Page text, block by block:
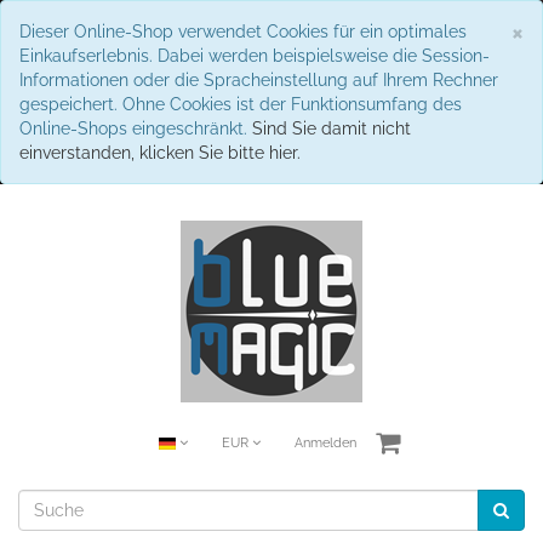
×
Dieser Online-Shop verwendet Cookies für ein optimales
Einkaufserlebnis. Dabei werden beispielsweise die Session-
Informationen oder die Spracheinstellung auf Ihrem Rechner
gespeichert. Ohne Cookies ist der Funktionsumfang des
Online-Shops eingeschränkt. Sind Sie damit nicht
einverstanden, klicken Sie bitte hier.
EUR Anmelden